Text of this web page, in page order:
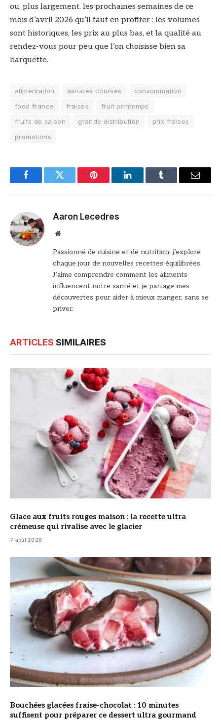
ou, plus largement, les prochaines semaines de ce
mois d’avril 2026 qu’il faut en profiter : les volumes
sont historiques, les prix au plus bas, et la qualité au
rendez-vous pour peu que l’on choisisse bien sa
barquette.
alimentation astuces courses
consommation
food france
fraises
fruit printemps
fruits de saison
grande distribution
prix fraises
promotions
FacebookTwitter Pinterest LinkedInTumblr Email
Aaron Lecedres
Site
Passionné de cuisine et de nutrition, j’explore
chaque jour de nouvelles recettes équilibrées.
J’aime comprendre comment les aliments
influencent notre santé et je partage mes
découvertes pour aider à mieux manger, sans se
priver.
ARTICLES SIMILAIRES
© DR
Glace aux fruits rouges maison : la recette ultra
crémeuse qui rivalise avec le glacier
7 août 2026
Bouchées glacées fraise-chocolat : 10 minutes
suffisent pour préparer ce dessert ultra gourmand